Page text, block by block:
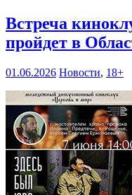
Встреча
пройдет в
01.06.2026 Новости, 18+